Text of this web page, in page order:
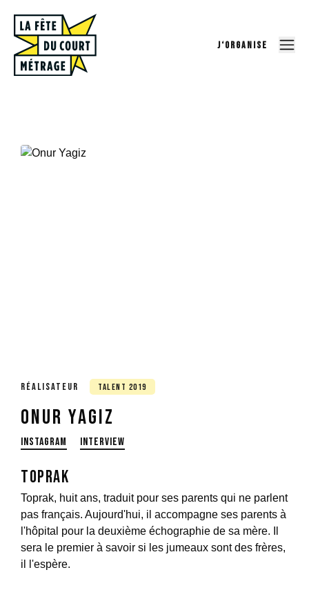
J‘ORGANISE
RÉALISATEUR TALENT 2019
Onur Yagiz
INSTAGRAM INTERVIEW
Toprak
Toprak, huit ans, traduit pour ses parents qui ne parlent
pas français. Aujourd'hui, il accompagne ses parents à
l'hôpital pour la deuxième échographie de sa mère. Il
sera le premier à savoir si les jumeaux sont des frères,
il l'espère.